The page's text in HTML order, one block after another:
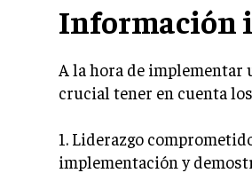
Información
A la hora de implementar
crucial tener en cuenta
1. Liderazgo
implementación y